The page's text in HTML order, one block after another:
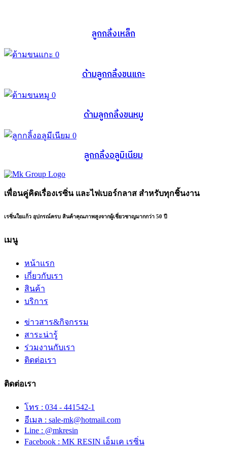
ลูกกลิ้งเหล็ก
ด้ามลูกกลิ้งขนแกะ
ด้ามลูกกลิ้งขนหมู
ลูกกลิ้งอลูมิเนียม
เพื่อนคู่คิดเรื่องเรซิ่น และไฟเบอร์กลาส สำหรับทุกชิ้นงาน
เรซิ่นใยแก้ว อุปกรณ์ครบ สินค้าคุณภาพสูงจากผู้เชี่ยวชาญมากกว่า 50 ปี
เมนู
หน้าแรก
เกี่ยวกับเรา
สินค้า
บริการ
ข่าวสาร&กิจกรรม
สาระน่ารู้
ร่วมงานกับเรา
ติดต่อเรา
ติดต่อเรา
โทร : 034 - 441542-1
อีเมล : sale-mk@hotmail.com
Line : @mkresin
Facebook : MK RESIN เอ็มเค เรซิ่น